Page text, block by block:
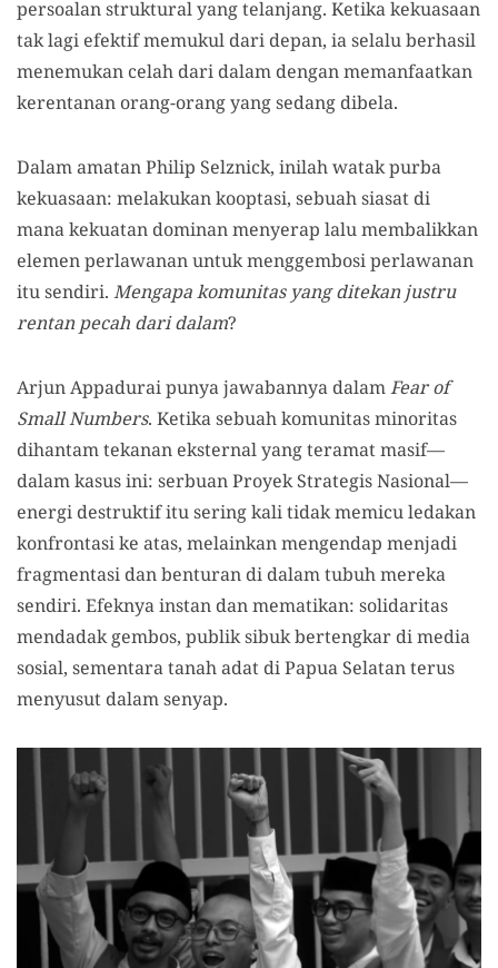
persoalan struktural yang telanjang. Ketika kekuasaan
tak lagi efektif memukul dari depan, ia selalu berhasil
menemukan celah dari dalam dengan memanfaatkan
kerentanan orang-orang yang sedang dibela.
Dalam amatan Philip Selznick, inilah watak purba
kekuasaan: melakukan kooptasi, sebuah siasat di
mana kekuatan dominan menyerap lalu membalikkan
elemen perlawanan untuk menggembosi perlawanan
itu sendiri. Mengapa komunitas yang ditekan justru
rentan pecah dari dalam?
Arjun Appadurai punya jawabannya dalamFear of
Small Numbers. Ketika sebuah komunitas minoritas
dihantam tekanan eksternal yang teramat masif—
dalam kasus ini: serbuan Proyek Strategis Nasional—
energi destruktif itu sering kali tidak memicu ledakan
konfrontasi ke atas, melainkan mengendap menjadi
fragmentasi dan benturan di dalam tubuh mereka
sendiri. Efeknya instan dan mematikan: solidaritas
mendadak gembos, publik sibuk bertengkar di media
sosial, sementara tanah adat di Papua Selatan terus
menyusut dalam senyap.